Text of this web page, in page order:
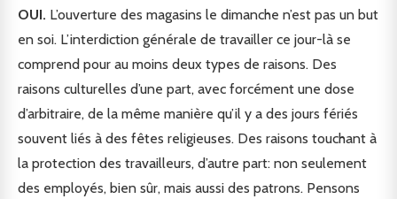
OUI. L’ouverture des magasins le dimanche n’est pas un but
en soi. L’interdiction générale de travailler ce jour-là se
comprend pour au moins deux types de raisons. Des
raisons culturelles d’une part, avec forcément une dose
d’arbitraire, de la même manière qu’il y a des jours fériés
souvent liés à des fêtes religieuses. Des raisons touchant à
la protection des travailleurs, d’autre part: non seulement
des employés, bien sûr, mais aussi des patrons. Pensons